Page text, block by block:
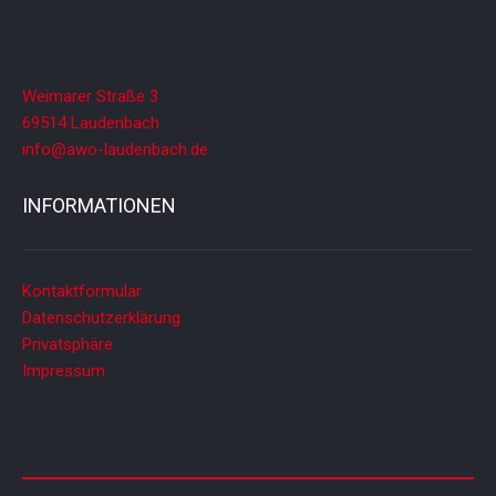
Weimarer Straße 3
69514 Laudenbach
info@awo-laudenbach.de
INFORMATIONEN
Kontaktformular
Datenschutzerklärung
Privatsphäre
Impressum